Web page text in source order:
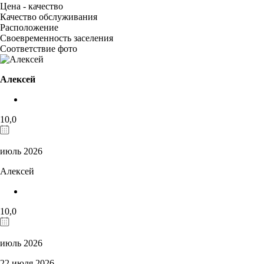
Цена - качество
Качество обслуживания
Расположение
Своевременность заселения
Соответствие фото
Алексей
10,0
июль 2026
Алексей
10,0
июль 2026